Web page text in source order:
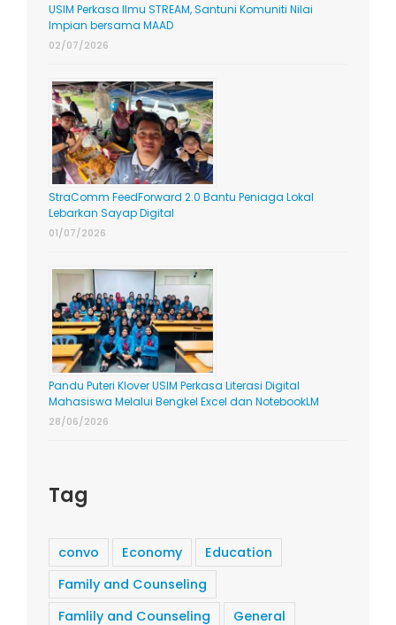
USIM Perkasa Ilmu STREAM, Santuni Komuniti Nilai
Impian bersama MAAD
02/07/2026
StraComm FeedForward 2.0 Bantu Peniaga Lokal
Lebarkan Sayap Digital
01/07/2026
Pandu Puteri Klover USIM Perkasa Literasi Digital
Mahasiswa Melalui Bengkel Excel dan NotebookLM
28/06/2026
Tag
convo Economy
Education
Family and Counseling
Famlily and Counseling
General